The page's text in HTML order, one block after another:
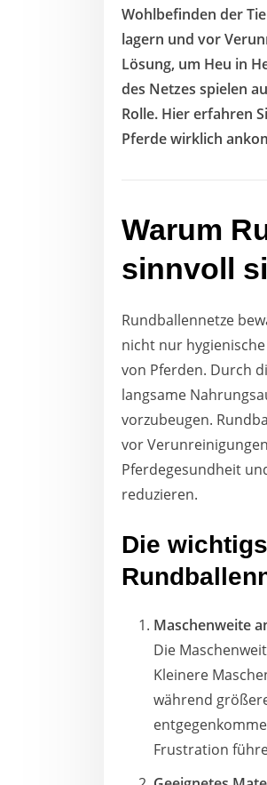
Wohlbefinden der
lagern und vor
Lösung, um Heu in
des Netzes spielen
Rolle. Hier erfahren
Pferde wirklich
Warum
sinnvoll
Rundballennetze
nicht nur
von Pferden. Durch
langsame
vorzubeugen.
vor
Pferdegesundheit
reduzieren.
Die
Maschenweite
Die
Kleinere
während
Frustration